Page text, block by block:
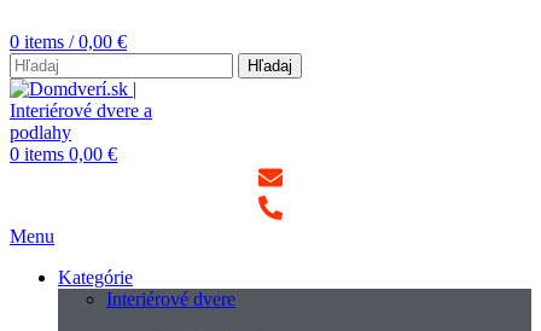
0 items / 0,00 €
Hľadaj
0 items 0,00 €
Menu
Kategórie
Interiérové dvere